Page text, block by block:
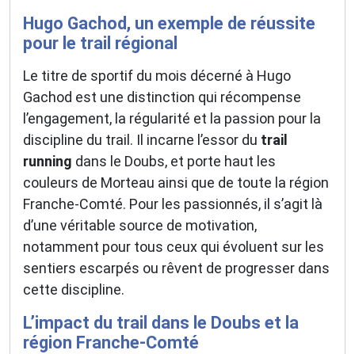
Hugo Gachod, un exemple de réussite
pour le trail régional
Le titre de sportif du mois décerné à Hugo
Gachod est une distinction qui récompense
l’engagement, la régularité et la passion pour la
discipline du trail. Il incarne l’essor du trail
running dans le Doubs, et porte haut les
couleurs de Morteau ainsi que de toute la région
Franche-Comté. Pour les passionnés, il s’agit là
d’une véritable source de motivation,
notamment pour tous ceux qui évoluent sur les
sentiers escarpés ou rêvent de progresser dans
cette discipline.
L’impact du trail dans le Doubs et la
région Franche-Comté